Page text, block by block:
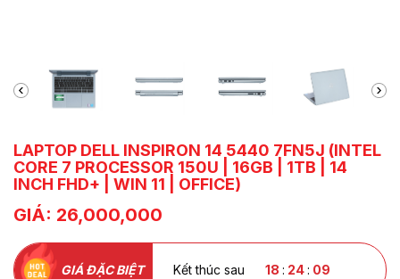
LAPTOP DELL INSPIRON 14 5440 7FN5J (INTEL
CORE 7 PROCESSOR 150U | 16GB | 1TB | 14
INCH FHD+ | WIN 11 | OFFICE)
GIÁ: 26,000,000
GIÁ ĐẶC BIỆT Kết thúc sau 18 : 24 : 08